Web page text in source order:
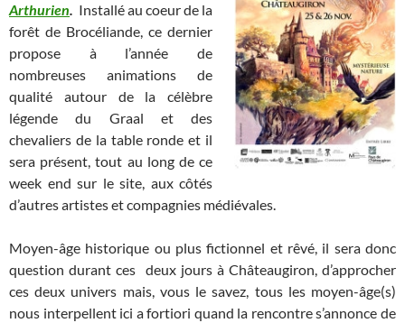
Arthurien. Installé au coeur de la
forêt de Brocéliande, ce dernier
propose à l’année de
nombreuses animations de
qualité autour de la célèbre
légende du Graal et des
chevaliers de la table ronde et il
sera présent, tout au long de ce
week end sur le site, aux côtés
d’autres artistes et compagnies médiévales.
Moyen-âge historique ou plus fictionnel et rêvé, il sera donc
question durant ces deux jours à Châteaugiron, d’approcher
ces deux univers mais, vous le savez, tous les moyen-âge(s)
nous interpellent ici a fortiori quand la rencontre s’annonce de